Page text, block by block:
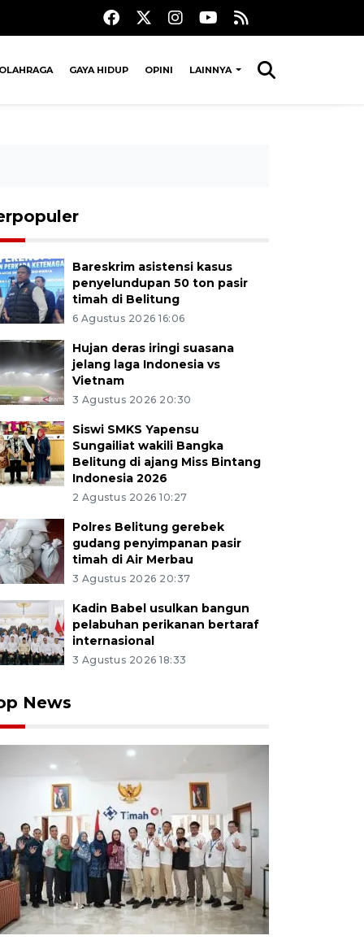
OLAHRAGA GAYA HIDUP OPINI LAINNYA
Bareskrim asistensi kasus
penyelundupan 50 ton pasir
timah di Belitung
6 Agustus 2026 16:06
Hujan deras iringi suasana
jelang laga Indonesia vs
Vietnam
3 Agustus 2026 20:30
Siswi SMKS Yapensu
Sungailiat wakili Bangka
Belitung di ajang Miss Bintang
Indonesia 2026
2 Agustus 2026 10:27
Polres Belitung gerebek
gudang penyimpanan pasir
timah di Air Merbau
3 Agustus 2026 20:37
Kadin Babel usulkan bangun
pelabuhan perikanan bertaraf
internasional
3 Agustus 2026 18:33
News